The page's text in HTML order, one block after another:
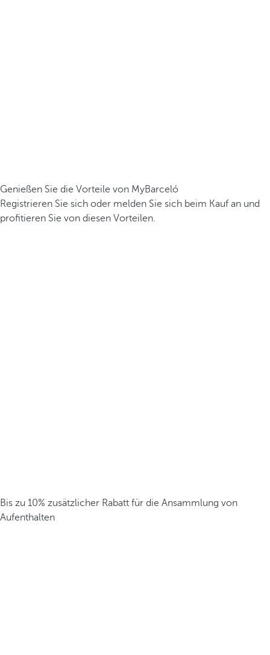
Genießen Sie die Vorteile von MyBarceló
Registrieren Sie sich oder melden Sie sich beim Kauf an und
profitieren Sie von diesen Vorteilen.
Bis zu 10% zusätzlicher Rabatt für die Ansammlung von
Aufenthalten